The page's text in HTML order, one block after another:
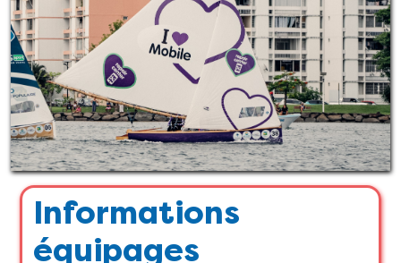
Informations
équipages